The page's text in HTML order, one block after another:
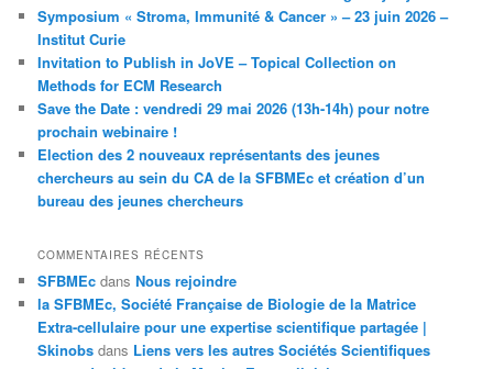
h
e
Symposium « Stroma, Immunité & Cancer » – 23 juin 2026 –
Institut Curie
Invitation to Publish in JoVE – Topical Collection on
Methods for ECM Research
Save the Date : vendredi 29 mai 2026 (13h-14h) pour notre
prochain webinaire !
Election des 2 nouveaux représentants des jeunes
chercheurs au sein du CA de la SFBMEc et création d’un
bureau des jeunes chercheurs
COMMENTAIRES RÉCENTS
SFBMEc dansNous rejoindre
la SFBMEc, Société Française de Biologie de la Matrice
Extra-cellulaire pour une expertise scientifique partagée |
Skinobs dans Liens vers les autres Sociétés Scientifiques